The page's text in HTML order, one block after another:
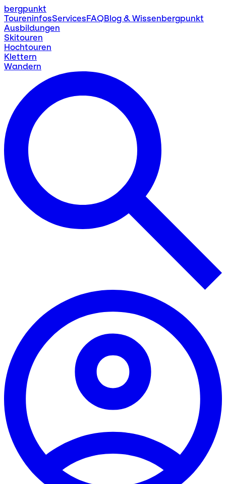
bergpunkt
ToureninfosServicesFAQBlog & Wissenbergpunkt
Ausbildungen
Skitouren
Hochtouren
Klettern
Wandern